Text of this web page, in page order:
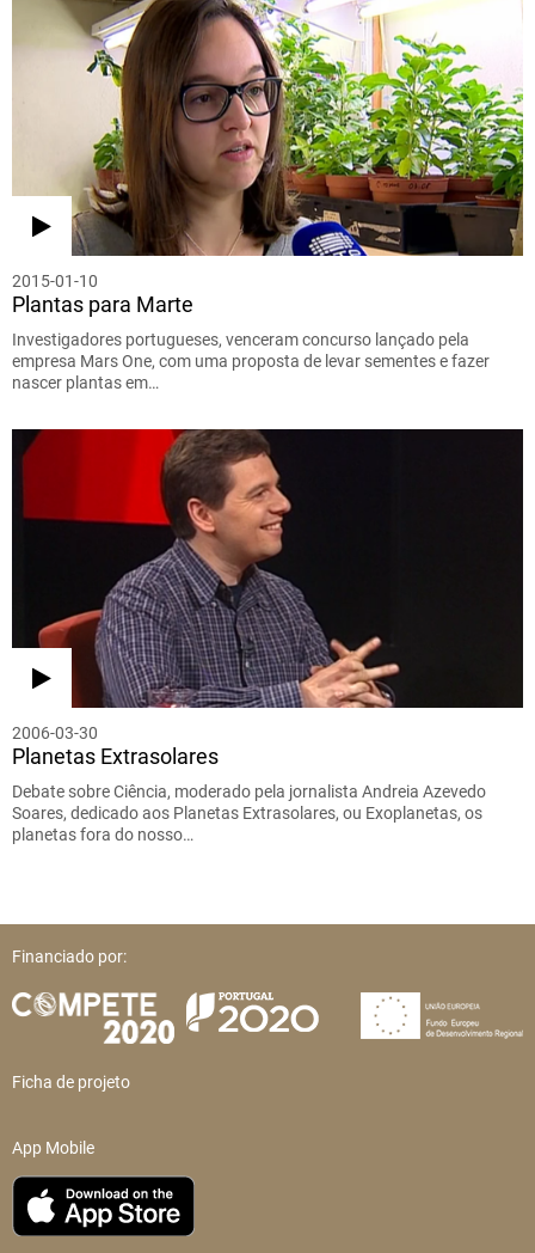
2015-01-10
Plantas para Marte
Investigadores portugueses, venceram concurso lançado pela
empresa Mars One, com uma proposta de levar sementes e fazer
nascer plantas em…
2006-03-30
Planetas Extrasolares
Debate sobre Ciência, moderado pela jornalista Andreia Azevedo
Soares, dedicado aos Planetas Extrasolares, ou Exoplanetas, os
planetas fora do nosso…
Financiado por:
Ficha de projeto
App Mobile